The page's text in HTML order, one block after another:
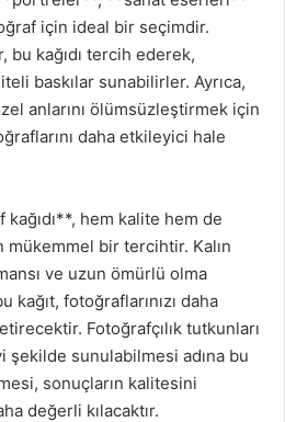
için ideal bir seçimdir.
bu kağıdı tercih ederek,
baskılar sunabilirler. Ayrıca,
anlarını ölümsüzleştirmek için
daha etkileyici hale
hem kalite hem de
mükemmel bir tercihtir. Kalın
ve uzun ömürlü olma
kağıt, fotoğraflarınızı daha
Fotoğrafçılık tutkunları
şekilde sunulabilmesi adına bu
sonuçların kalitesini
değerli kılacaktır.